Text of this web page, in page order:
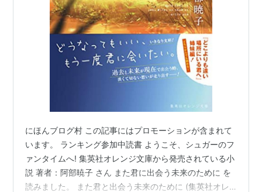
にほんブログ村 この記事にはプロモーションが含まれて
います。 ランキング参加中読書 ようこそ、シュガーのフ
ァンタイムへ! 集英社オレンジ文庫から発売されている小
説 著者：阿部暁子 さん また君に出会う未来のために を
読みました。 また君と出会う未来のために (集英社オレ